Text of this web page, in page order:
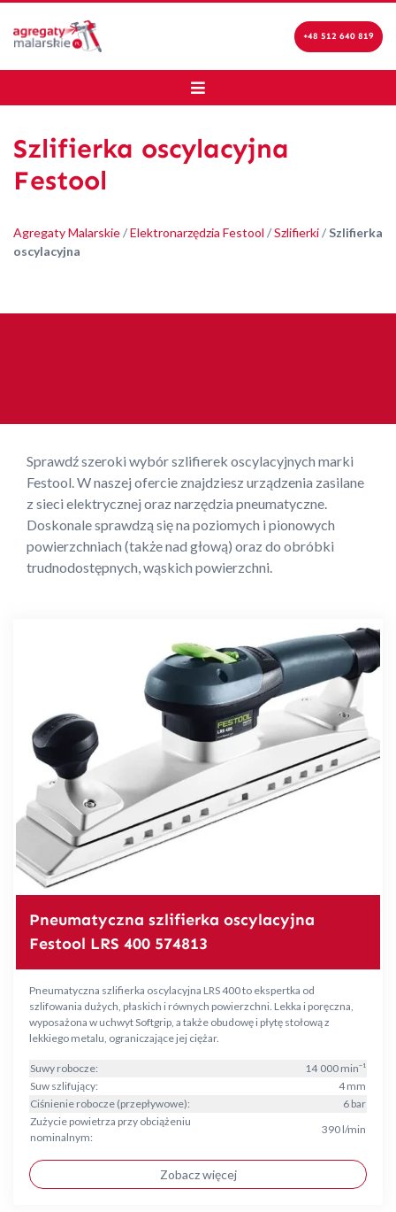
+48 512 640 819
Szlifierka oscylacyjna
Festool
Agregaty Malarskie/Elektronarzędzia Festool /Szlifierki/Szlifierka
oscylacyjna
Sprawdź szeroki wybór szlifierek oscylacyjnych marki
Festool. W naszej ofercie znajdziesz urządzenia zasilane
z sieci elektrycznej oraz narzędzia pneumatyczne.
Doskonale sprawdzą się na poziomych i pionowych
powierzchniach (także nad głową) oraz do obróbki
trudnodostępnych, wąskich powierzchni.
Pneumatyczna szlifierka oscylacyjna
Festool LRS 400 574813
Pneumatyczna szlifierka oscylacyjna LRS 400 to ekspertka od
szlifowania dużych, płaskich i równych powierzchni. Lekka i poręczna,
wyposażona w uchwyt Softgrip, a także obudowę i płytę stołową z
lekkiego metalu, ograniczające jej ciężar.
Suwy robocze:
14 000 min⁻¹
Suw szlifujący:
4 mm
Ciśnienie robocze (przepływowe):
6 bar
Zużycie powietrza przy obciążeniu
nominalnym:
390 l/min
Zobacz więcej